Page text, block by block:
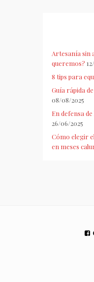
Artesanía sin
queremos?
8 tips para
Guía rápida
08/08/2025
En defensa
26/06/2025
Cómo elegir
en meses